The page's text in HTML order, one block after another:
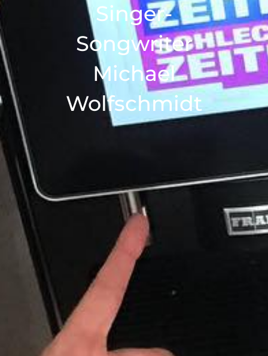
Singer-
Songwriter
Michael
Wolfschmidt